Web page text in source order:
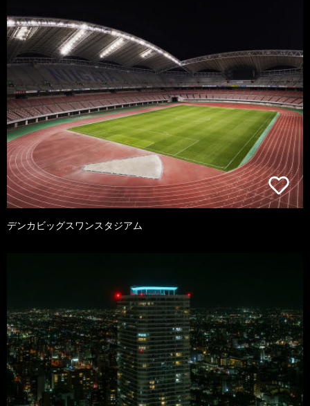
デンカビッグスワンスタジアム